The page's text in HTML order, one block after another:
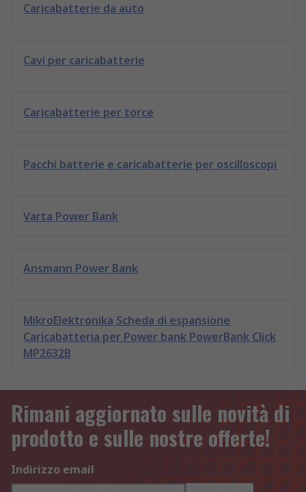
Caricabatterie da auto
Cavi per caricabatterie
Caricabatterie per torce
Pacchi batterie e caricabatterie per oscilloscopi
Varta Power Bank
Ansmann Power Bank
MikroElektronika Scheda di espansione
Caricabatteria per Power bank PowerBank Click
MP2632B
Rimani aggiornato sulle novità di
prodotto e sulle nostre offerte!
Indirizzo email